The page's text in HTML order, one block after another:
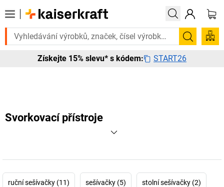
to urgentně? Vybrané bestsellery doručíme do 72 hodin.
Hledání
Získejte 15% slevu* s kódem: START26
Svorkovací přístroje
ruční sešívačky (11) sešívačky (5) stolní sešívačky (2)